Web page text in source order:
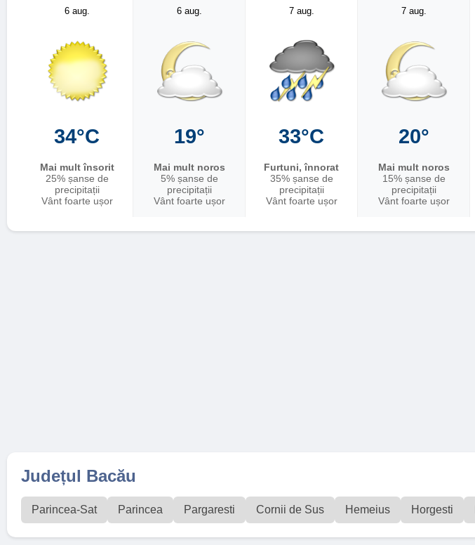
6 aug.
34°C
Mai mult însorit
25% șanse de
precipitații
Vânt foarte ușor
6 aug.
19°
Mai mult noros
5% șanse de
precipitații
Vânt foarte ușor
7 aug.
33°C
Furtuni, înnorat
35% șanse de
precipitații
Vânt foarte ușor
7 aug.
20°
Mai mult noros
15% șanse de
precipitații
Vânt foarte ușor
Județul Bacău
Parincea-Sat Parincea Pargaresti Cornii de Sus Hemeius Horgesti